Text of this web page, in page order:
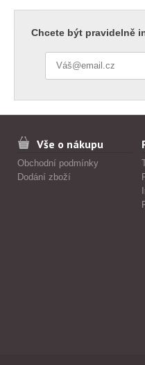
Chcete být pravidelně
Vše o nákupu
Obchodní podmínky
Dodání zboží